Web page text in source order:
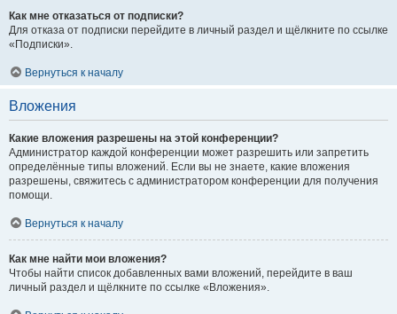
Как мне отказаться от подписки?
Для отказа от подписки перейдите в личный раздел и щёлкните по ссылке
«Подписки».
Вернуться к началу
Вложения
Какие вложения разрешены на этой конференции?
Администратор каждой конференции может разрешить или запретить
определённые типы вложений. Если вы не знаете, какие вложения
разрешены, свяжитесь с администратором конференции для получения
помощи.
Вернуться к началу
Как мне найти мои вложения?
Чтобы найти список добавленных вами вложений, перейдите в ваш
личный раздел и щёлкните по ссылке «Вложения».